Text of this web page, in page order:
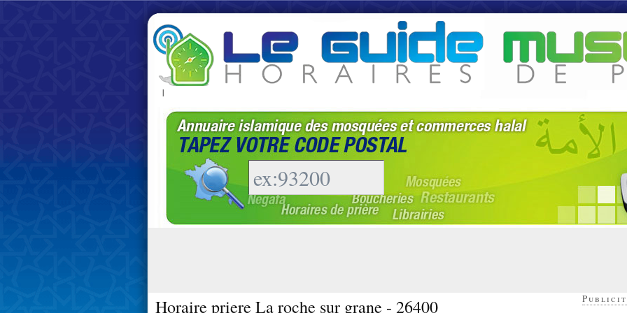
|
Horaire priere La roche sur grane - 26400